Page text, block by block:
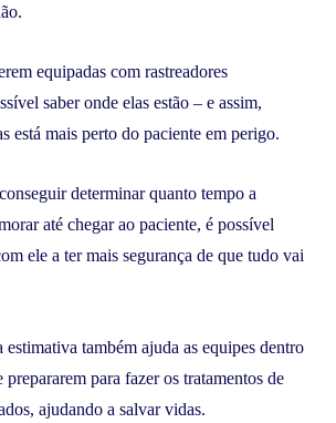
equipadas com rastreadores
saber onde elas estão – e assim,
está mais perto do paciente em perigo.
determinar quanto tempo a
até chegar ao paciente, é possível
ele a ter mais segurança de que tudo vai
estimativa também ajuda as equipes dentro
prepararem para fazer os tratamentos de
ajudando a salvar vidas.